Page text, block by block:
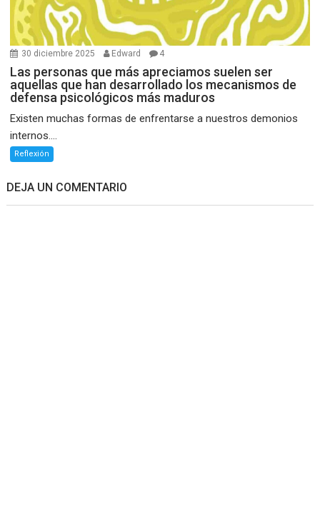
30 diciembre 2025 Edward 4
Las personas que más apreciamos suelen ser
aquellas que han desarrollado los mecanismos de
defensa psicológicos más maduros
Existen muchas formas de enfrentarse a nuestros demonios
internos....
Reflexión
DEJA UN COMENTARIO